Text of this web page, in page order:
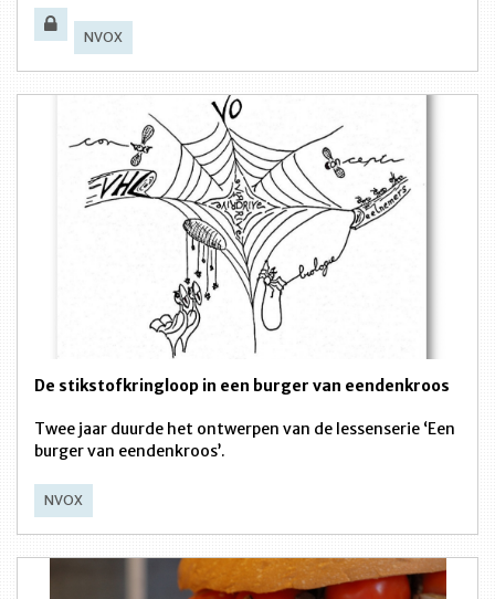
NVOX
De stikstofkringloop in een burger van eendenkroos
Twee jaar duurde het ontwerpen van de lessenserie ‘Een
burger van eendenkroos’.
NVOX